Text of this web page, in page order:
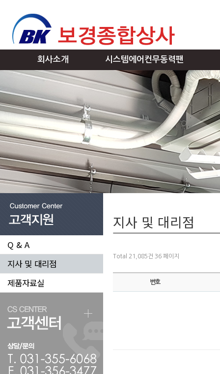
회사소개 시스템에어컨무동력팬
Q & A
지사 및 대리점
제품자료실
지사 및 대리점
Total 21,085건 36 페이지
번호